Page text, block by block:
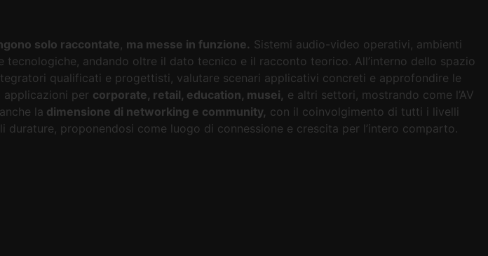
solo raccontate ma messe in funzione. Sistemi audio-video operativi, ambienti
andando oltre il dato tecnico e il racconto teorico. All’interno dello spazio
qualificati e progettisti, valutare scenari applicativi concreti e approfondire le
per corporate, retail, education, musei, e altri settori, mostrando come l’AV
la dimensione di networking e community, con il coinvolgimento di tutti i livelli
proponendosi come luogo di connessione e crescita per l’intero comparto.